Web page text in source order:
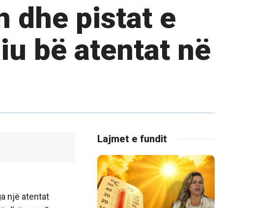
dhe pistat e
bë atentat në
një atentat
Lajmet e fundit